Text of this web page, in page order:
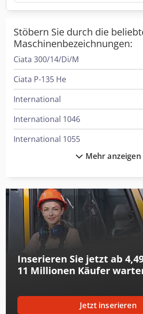
Stöbern Sie durch die
Maschinenbezeichnungen:
Ciata 300/14/Di/M
Ciata P-135 He
International
International 1046
International 1055
International 1246
International 1455
International 353
International 433
International 453
International 533
Mehr anzeigen
Inserieren Sie jetzt ab
11 Millionen Käufer
Jetzt inserieren